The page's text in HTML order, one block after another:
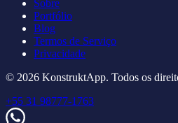
Sobre
Portfólio
Blog
Termos de Serviço
Privacidade
© 2026 KonstruktApp. Todos os
+55 31 98777-1763